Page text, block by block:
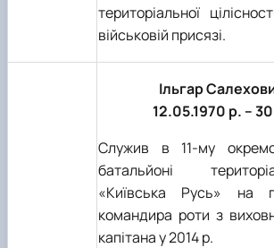
територіальної
військовій присязі.
Ільгар
12.05.1970 р. –
Служив в 11-му
батальйоні
«Київська Русь» на
командира роти з
капітана у 2014 р.